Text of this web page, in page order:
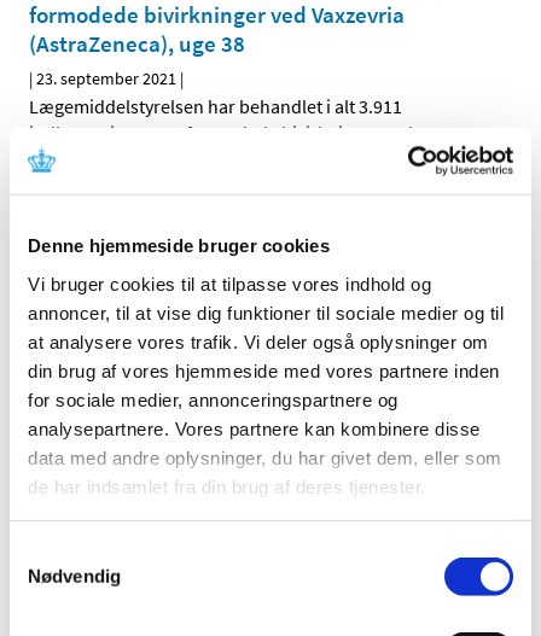
Denne hjemmeside bruger cookies
Vi bruger cookies til at tilpasse vores indhold og
annoncer, til at vise dig funktioner til sociale medier og til
at analysere vores trafik. Vi deler også oplysninger om
din brug af vores hjemmeside med vores partnere inden
for sociale medier, annonceringspartnere og
analysepartnere. Vores partnere kan kombinere disse
data med andre oplysninger, du har givet dem, eller som
de har indsamlet fra din brug af deres tjenester.
Nødvendig
formodede bivirkninger ved Vaxzevria
(AstraZeneca), uge 38
|23. september 2021 |
Lægemiddelstyrelsen har behandlet i alt 3.911
indberetninger om formodede bivirkninger ved
Status på behandlede indberetninger om
(Moderna), uge 38
|23. september 2021 |
Lægemiddelstyrelsen har behandlet i alt 3.968
indberetninger om formodede bivirkninger ved…
Status på behandlede indberetninger om
formodede bivirkninger ved Comirnaty
(Pfizer/BioNTech), uge 38
Lægemiddelstyrelsen har behandlet i alt 8.984